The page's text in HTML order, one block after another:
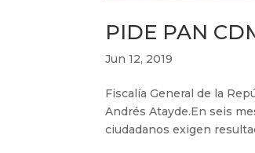
PIDE PAN
Jun 12, 2019
Fiscalía General de la
Andrés Atayde.En seis
ciudadanos exigen